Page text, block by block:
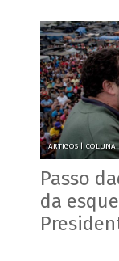
ARTIGOS |COLUNA
Passo
da